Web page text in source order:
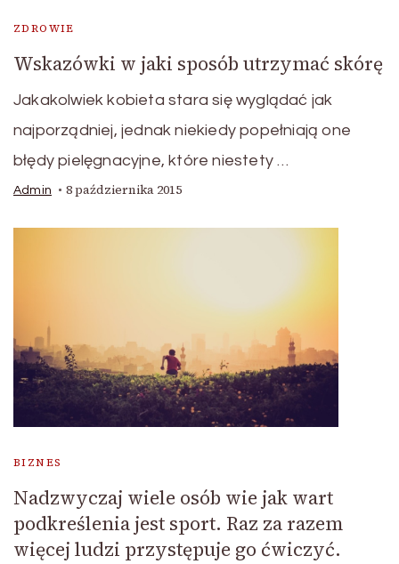
ZDROWIE
Wskazówki w jaki sposób utrzymać skórę
Jakakolwiek kobieta stara się wyglądać jak
najporządniej, jednak niekiedy popełniają one
błędy pielęgnacyjne, które niestety …
Admin 8 października 2015
BIZNES
Nadzwyczaj wiele osób wie jak wart
podkreślenia jest sport. Raz za razem
więcej ludzi przystępuje go ćwiczyć.